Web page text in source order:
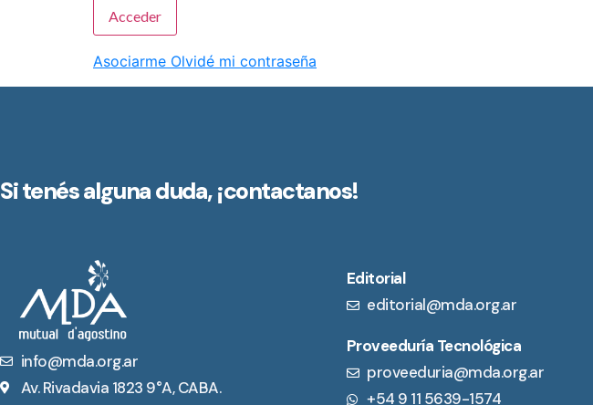
Asociarme Olvidé mi contraseña
Si tenés alguna duda,¡contactanos!
info@mda.org.ar
Av. Rivadavia 1823 9°A, CABA.
Editorial
editorial@mda.org.ar
Proveeduría Tecnológica
proveeduria@mda.org.ar
+54 9 11 5639-1574